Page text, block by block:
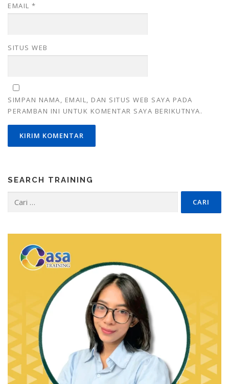
EMAIL *
SITUS WEB
SIMPAN NAMA, EMAIL, DAN SITUS WEB SAYA PADA
PERAMBAN INI UNTUK KOMENTAR SAYA BERIKUTNYA.
SEARCH TRAINING
untuk: